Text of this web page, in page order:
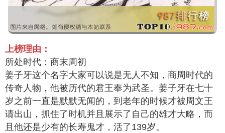
上榜理由：
所处时代：商末周初
姜子牙这个名字大家可以说是无人不知，商周时代的
传奇人物，他被历代的君王奉为武圣。姜子牙在七十
岁之前一直是默默无闻的，到老年的时候才被周文王
请出山，抓住了时机并且展示了自己的雄才大略，而
且他还是少有的长寿鬼才，活了139岁。